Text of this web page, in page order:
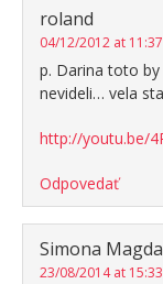
roland
04/12/2012 at 11:37
p. Darina toto
nevideli… vela
http://youtu.be/
Odpovedať
Simona
23/08/2014 at 15:33